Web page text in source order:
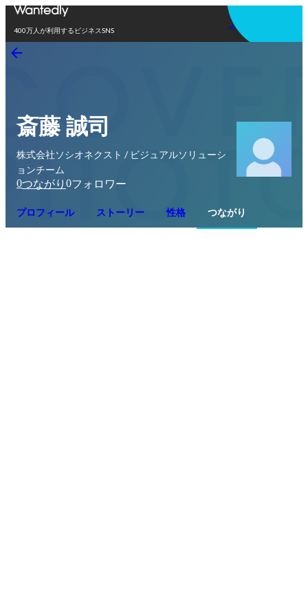
400万人が利用するビジネスSNS
アプリを使う
斎藤 誠司
株式会社ソシオネクスト / ビジュアルソリューシ
ョンチーム
0つながり 0フォロワー
プロフィール ストーリー 性格 つながり